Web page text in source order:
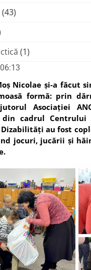
06:13
Nicolae și-a făcut
formă: prin
Asociației
din cadrul Centrului
au fost
jocuri, jucării și
(43)
(1)